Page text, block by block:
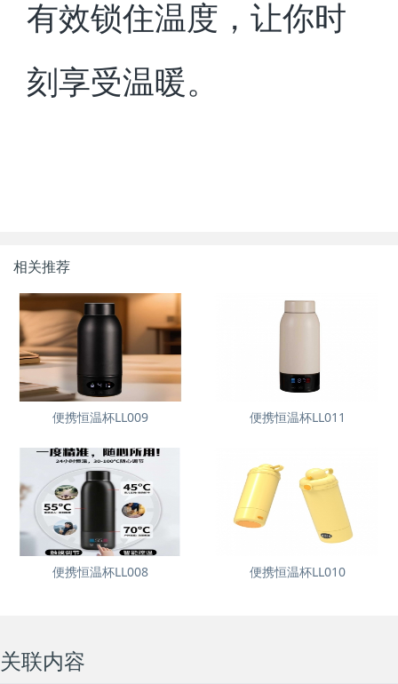
有效锁住温度，让你时
刻享受温暖。
相关推荐
便携恒温杯LL009 便携恒温杯LL011
便携恒温杯LL008 便携恒温杯LL010
关联内容